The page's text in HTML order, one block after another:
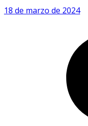
18 de marzo de 2024